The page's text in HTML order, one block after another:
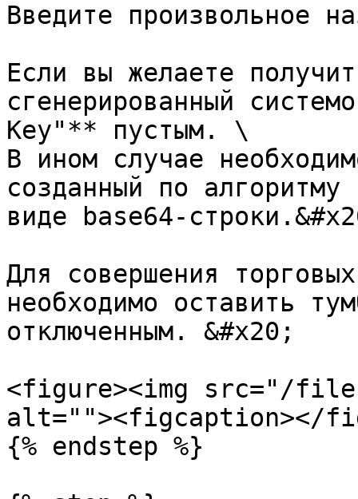
Введите произвольное
Если вы желаете
сгенерированный
Key"** пустым. \
В ином случае
созданный по
виде base64-
Для совершения
необходимо оставить
отключенным. &#x20;
<figure><img src="/files/
alt=""><figcaption></
{% endstep %}